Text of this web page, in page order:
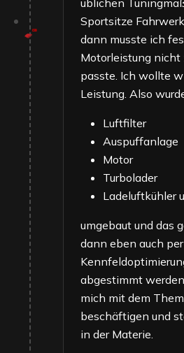
Sportsitze
dann musste ich
Motorleistung nicht
passte. Ich wollte
Leistung. Also
Luftfilter
Auspuffanlage
Motor
Turbolader
Ladeluftkühler
umgebaut und das
dann eben auch per
abgestimmt
mich mit dem
beschäftigen und
in der Materie.